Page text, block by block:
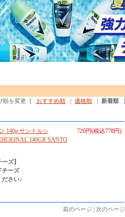
順を変更
[ おすすめ順 価格順 新着順
]
720円(税込778円)
140g サントルシ
140GR SANTO
ズ】
チーズ
さい♪
前のページ | 次のページ